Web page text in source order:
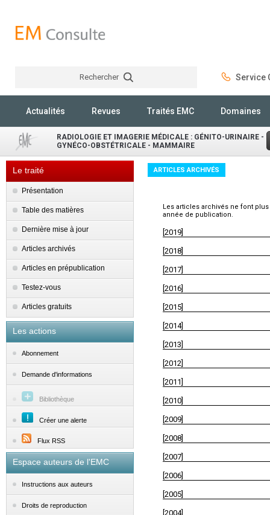
Rechercher Service
Actualités Revues Traités EMC Domaines
RADIOLOGIE ET IMAGERIE MÉDICALE : GÉNITO-URINAIRE -
GYNÉCO-OBSTÉTRICALE - MAMMAIRE
Le traité
Présentation
Table des matières
Dernière mise à jour
Articles archivés
Articles en prépublication
Testez-vous
Articles gratuits
Les actions
Abonnement
Demande d'informations
Bibliothèque
Créer une alerte
Flux RSS
Espace auteurs de l'EMC
Instructions aux auteurs
Droits de reproduction
ARTICLES ARCHIVÉS
Les articles archivés ne font
année de publication.
[2019]
[2018]
[2017]
[2016]
[2015]
[2014]
[2013]
[2012]
[2011]
[2010]
[2009]
[2008]
[2007]
[2006]
[2005]
[2004]